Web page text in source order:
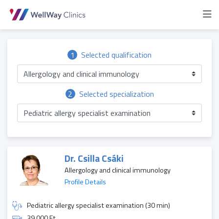
1 Selected qualification
Allergology and clinical immunology
2
Selected specialization
Pediatric allergy specialist examination
Dr. Csilla Csáki
Allergology and clinical immunology
Profile Details
Pediatric allergy specialist examination (30 min)